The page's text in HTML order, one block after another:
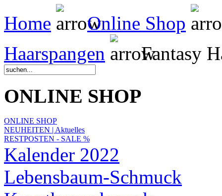
Home
Online Shop
Haarspangen
Fantasy
ONLINE SHOP
ONLINE SHOP
NEUHEITEN | Aktuelles
RESTPOSTEN - SALE %
Kalender 2022
Lebensbaum-Schmuck